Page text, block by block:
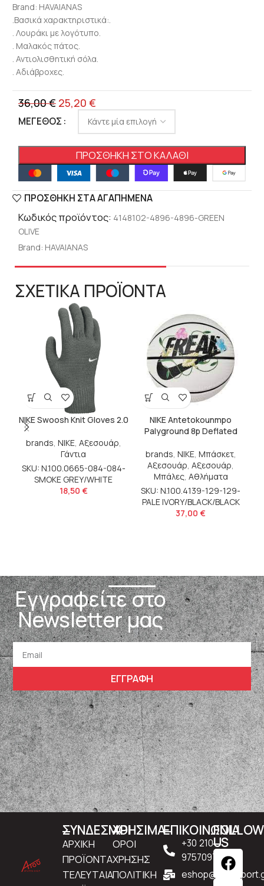
Brand: HAVAIANAS
.Βασικά χαρακτηριστικά:.
. Λουράκι με λογότυπο.
. Μαλακός πάτος.
. Αντιολισθητική σόλα.
. Αδιάβροχες.
36,00€ 25,20 €
ΜΈΓΕΘΟΣ
ΠΡΟΣΘΉΚΗ ΣΤΟ ΚΑΛΆΘΙ
ΠΡΟΣΘΉΚΗ ΣΤΑ ΑΓΑΠΗΜΈΝΑ
Κωδικός προϊόντος: 4148102-4896-4896-GREEN
OLIVE
Brand: HAVAIANAS
ΣΧΕΤΙΚΑ ΠΡΟΪΟΝΤΑ
NIKE Swoosh Knit Gloves 2.0
brands, NIKE, Αξεσουάρ,
Γάντια
SKU: N.100.0665-084-084-
SMOKE GREY/WHITE
18,50 €
NIKE Antetokounmpo
Palyground 8p Deflated
brands, NIKE, Μπάσκετ,
Αξεσουάρ, Αξεσουάρ,
Μπάλες, Αθλήματα
SKU: N.100.4139-129-129-
PALE IVORY/BLACK/BLACK
37,00 €
Εγγραφείτε στο
Newsletter μας
ΕΓΓΡΑΦΗ
ΣΥΝΔΕΣΜΟΙ
ΑΡΧΙΚΗ
ΠΡΟΪΟΝΤΑ
ΤΕΛΕΥΤΑΙΑ
ΧΡΗΣΙΜΑ
ΟΡΟΙ
ΧΡΗΣΗΣ
ΠΟΛΙΤΙΚΗ
ΕΠΙΚΟΙΝΩΝΙΑ
+30 210
9757097
FOLLOW
US